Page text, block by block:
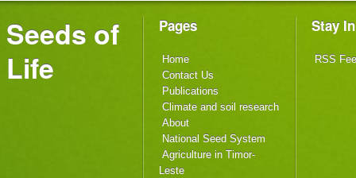
Seeds of
Life
Pages
Home
Contact Us
Publications
Climate and soil research
About
National Seed System
Agriculture in Timor-
Leste
Stay
RSS